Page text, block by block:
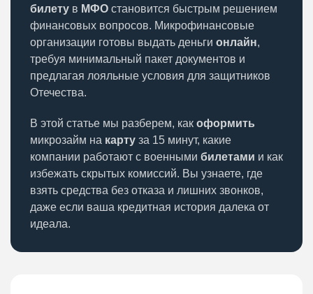
билету в МФО становится быстрым решением
финансовых вопросов. Микрофинансовые
организации готовы выдать деньги онлайн,
требуя минимальный пакет документов и
предлагая лояльные условия для защитников
Отечества.
В этой статье мы разберем, как оформить
микрозайм на карту за 15 минут, какие
компании работают с военными билетами и как
избежать скрытых комиссий. Вы узнаете, где
взять средства без отказа и лишних звонков,
даже если ваша кредитная история далека от
идеала.